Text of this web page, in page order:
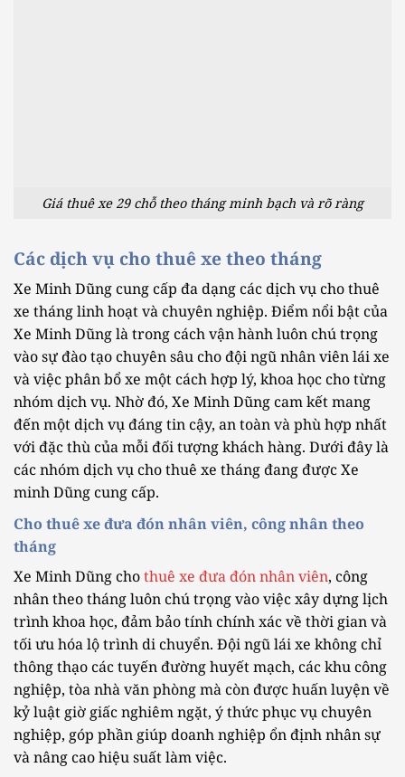
Giá thuê xe 29 chỗ theo tháng minh bạch và rõ ràng
Các dịch vụ cho thuê xe theo tháng
Xe Minh Dũng cung cấp đa dạng các dịch vụ cho thuê
xe tháng linh hoạt và chuyên nghiệp. Điểm nổi bật của
Xe Minh Dũng là trong cách vận hành luôn chú trọng
vào sự đào tạo chuyên sâu cho đội ngũ nhân viên lái xe
và việc phân bổ xe một cách hợp lý, khoa học cho từng
nhóm dịch vụ. Nhờ đó, Xe Minh Dũng cam kết mang
đến một dịch vụ đáng tin cậy, an toàn và phù hợp nhất
với đặc thù của mỗi đối tượng khách hàng. Dưới đây là
các nhóm dịch vụ cho thuê xe tháng đang được Xe
minh Dũng cung cấp.
Cho thuê xe đưa đón nhân viên, công nhân theo
tháng
Xe Minh Dũng chothuê xe đưa đón nhân viên, công
nhân theo tháng luôn chú trọng vào việc xây dựng lịch
trình khoa học, đảm bảo tính chính xác về thời gian và
tối ưu hóa lộ trình di chuyển. Đội ngũ lái xe không chỉ
thông thạo các tuyến đường huyết mạch, các khu công
nghiệp, tòa nhà văn phòng mà còn được huấn luyện về
kỷ luật giờ giấc nghiêm ngặt, ý thức phục vụ chuyên
nghiệp, góp phần giúp doanh nghiệp ổn định nhân sự
và nâng cao hiệu suất làm việc.